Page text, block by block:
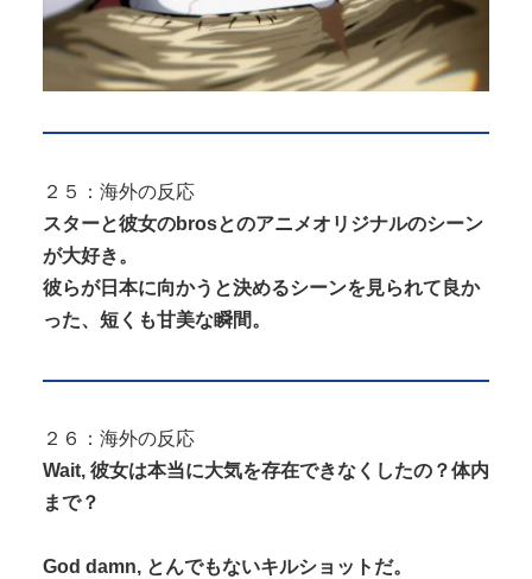
２５：海外の反応
スターと彼女のbrosとのアニメオリジナルのシーン
が大好き。
彼らが日本に向かうと決めるシーンを見られて良か
った、短くも甘美な瞬間。
２６：海外の反応
Wait, 彼女は本当に大気を存在できなくしたの？体内
まで？
God damn, とんでもないキルショットだ。